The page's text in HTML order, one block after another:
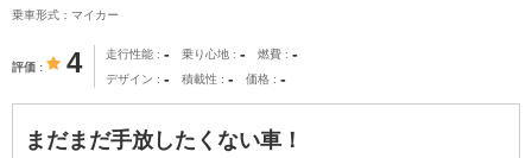
乗車形式：マイカー
評価 4 走行性能 - 乗り心地 - 燃費 -
デザイン - 積載性 - 価格 -
まだまだ手放したくない車！